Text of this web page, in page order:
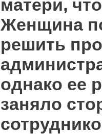
матери,
Женщина
решить
однако ее
заняло